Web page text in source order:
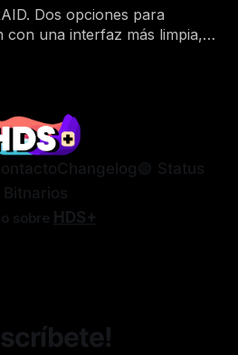
Dos opciones para
con una interfaz más limpia,
Changelog🟢 Status
Bitnarios
sobre HDS+